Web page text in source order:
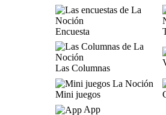
Encuesta
Las Columnas
Mini juegos
App